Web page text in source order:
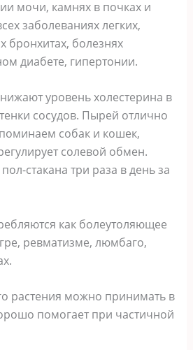
мочи, камнях в почках и
заболеваниях легких,
бронхитах, болезнях
диабете, гипертонии.
уровень холестерина в
сосудов. Пырей отлично
собак и кошек,
солевой обмен.
стакана три раза в день за
как болеутоляющее
ревматизме, люмбаго,
растения можно принимать в
помогает при частичной